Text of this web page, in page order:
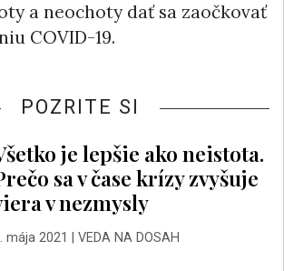
a neochoty dať sa zaočkovať
COVID-19.
POZRITE SI
je lepšie ako neistota.
sa v čase krízy zvyšuje
v nezmysly
mája 2021 VEDA NA DOSAH